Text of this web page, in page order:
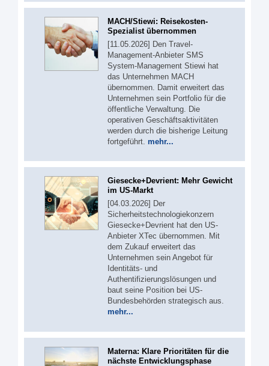
MACH/Stiewi: Reisekosten-
Spezialist übernommen
[11.05.2026] Den Travel-
Management-Anbieter SMS
System-Management Stiewi hat
das Unternehmen MACH
übernommen. Damit erweitert das
Unternehmen sein Portfolio für die
öffentliche Verwaltung. Die
operativen Geschäftsaktivitäten
werden durch die bisherige Leitung
fortgeführt. mehr...
Giesecke+Devrient: Mehr Gewicht
im US-Markt
[04.03.2026] Der
Sicherheitstechnologiekonzern
Giesecke+Devrient hat den US-
Anbieter XTec übernommen. Mit
dem Zukauf erweitert das
Unternehmen sein Angebot für
Identitäts- und
Authentifizierungslösungen und
baut seine Position bei US-
Bundesbehörden strategisch aus.
mehr...
Materna: Klare Prioritäten für die
nächste Entwicklungsphase